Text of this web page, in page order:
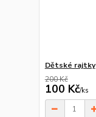
Dětské rajtky
200 Kč
100 Kč/ks